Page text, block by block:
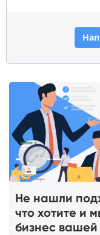
Не нашли
что хотите и
бизнес